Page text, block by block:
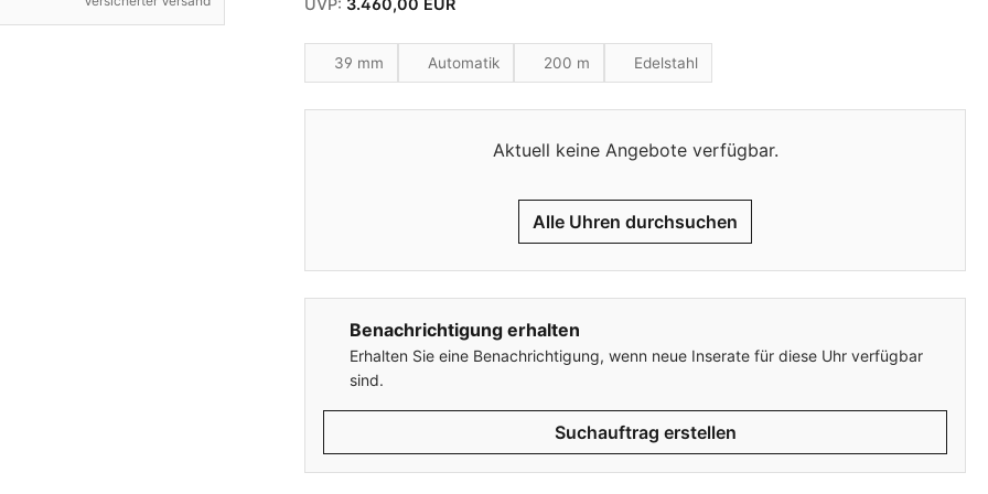
UVP: 3.460,00 EUR
39 mm Automatik 200 m Edelstahl
Aktuell keine Angebote verfügbar.
Alle Uhren durchsuchen
Benachrichtigung erhalten
Erhalten Sie eine Benachrichtigung, wenn neue Inserate für diese Uhr verfügbar
sind.
Suchauftrag erstellen